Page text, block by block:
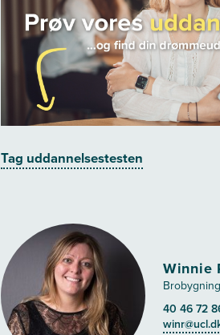
Tag uddannelsestesten
Winnie
40 46 72